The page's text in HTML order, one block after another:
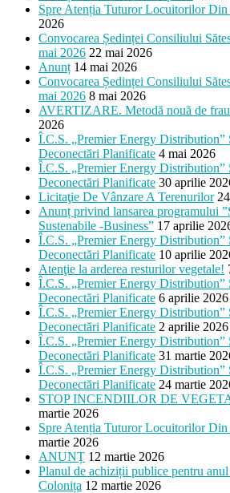
Spre Atenția Tuturor Locuitorilor
2026
Convocarea Ședinței Consiliului
mai 2026 22 mai 2026
Anunț 14 mai 2026
Convocarea Ședinței Consiliului
mai 2026 8 mai 2026
AVERTIZARE. Metodă nouă de
2026
Î.C.S. „Premier Energy Distribution”
Deconectări Planificate 4 mai 2026
Î.C.S. „Premier Energy Distribution”
Deconectări Planificate 30 aprilie
Licitaţie De Vânzare A Terenurilor
Anunț privind lansarea programului
Sustenabile -Business” 17 aprilie
Î.C.S. „Premier Energy Distribution”
Deconectări Planificate 10 aprilie
Atenţie la arderea resturilor vegetale!
Î.C.S. „Premier Energy Distribution”
Deconectări Planificate 6 aprilie 2026
Î.C.S. „Premier Energy Distribution”
Deconectări Planificate 2 aprilie 2026
Î.C.S. „Premier Energy Distribution”
Deconectări Planificate 31 martie
Î.C.S. „Premier Energy Distribution”
Deconectări Planificate 24 martie
STOP INCENDIILOR DE
martie 2026
Spre Atenția Tuturor Locuitorilor
martie 2026
ANUNȚ 12 martie 2026
Planul de achiziții publice pentru
Colonița 12 martie 2026